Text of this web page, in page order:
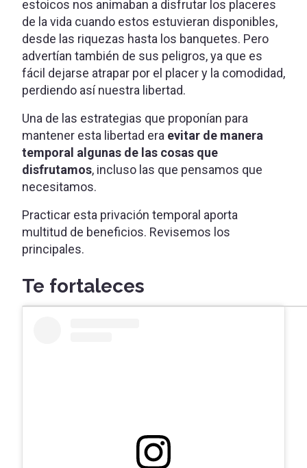
estoicos nos animaban a disfrutar los placeres
de la vida cuando estos estuvieran disponibles,
desde las riquezas hasta los banquetes. Pero
advertían también de sus peligros, ya que es
fácil dejarse atrapar por el placer y la comodidad,
perdiendo así nuestra libertad.
Una de las estrategias que proponían para
mantener esta libertad era evitar de manera
temporal algunas de las cosas que
disfrutamos, incluso las que pensamos que
necesitamos.
Practicar esta privación temporal aporta
multitud de beneficios. Revisemos los
principales.
Te fortaleces